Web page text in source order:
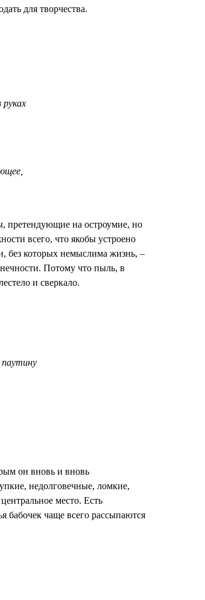
для творчества.
претендующие на остроумие, но
всего, что якобы устроено
без которых немыслима жизнь, –
Потому что пыль, в
и сверкало.
он вновь и вновь
недолговечные, ломкие,
место. Есть
бабочек чаще всего рассыпаются